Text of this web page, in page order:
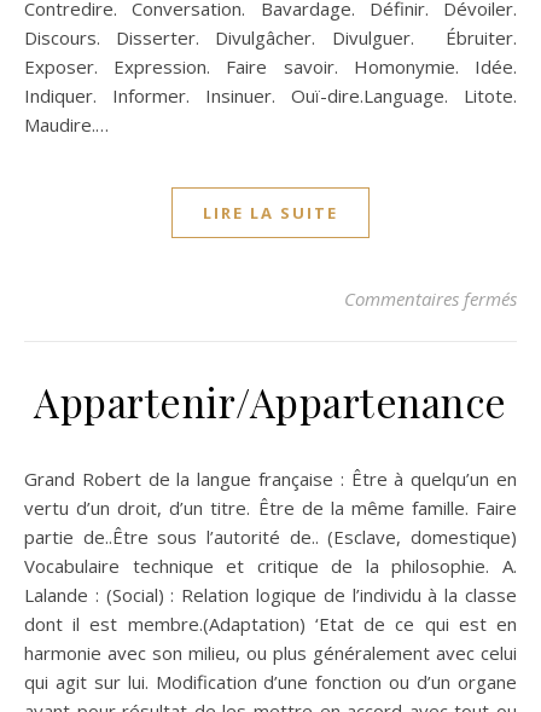
Contredire. Conversation. Bavardage. Définir. Dévoiler.
Discours. Disserter. Divulgâcher. Divulguer. Ébruiter.
Exposer. Expression. Faire savoir. Homonymie. Idée.
Indiquer. Informer. Insinuer. Ouï-dire.Language. Litote.
Maudire.…
LIRE LA SUITE
Commentaires fermés
Appartenir/Appartenance
Grand Robert de la langue française : Être à quelqu’un en
vertu d’un droit, d’un titre. Être de la même famille. Faire
partie de..Être sous l’autorité de.. (Esclave, domestique)
Vocabulaire technique et critique de la philosophie. A.
Lalande : (Social) : Relation logique de l’individu à la classe
dont il est membre.(Adaptation) ‘Etat de ce qui est en
harmonie avec son milieu, ou plus généralement avec celui
qui agit sur lui. Modification d’une fonction ou d’un organe